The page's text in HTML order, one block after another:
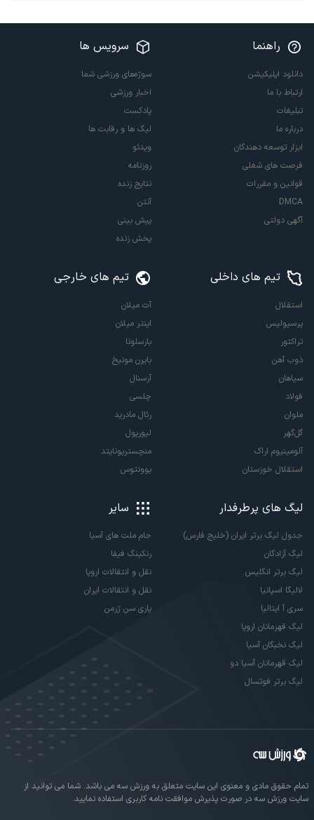
راهنما
دانلود اپلیکیشن
ارتباط با ما
تبلیغات
درباره ما
ابزار توسعه دهندگان
فرصت های شغلی
قوانین و مقررات
DMCA
آگهی دولتی
سرویس ها
سوژه‌های ورزشی شما
اخبار ورزشی
پادکست
لیگ ها و رقابت ها
ویدئو
روزنامه
نتایج زنده
آنتن
پیش بینی
پخش زنده
تیم های داخلی
استقلال
پرسپولیس
تراکتور
ذوب آهن
سپاهان
فولاد
ملوان
گل‌گهر
آلومینیوم اراک
استقلال خوزستان
تیم های خارجی
آث میلان
اینتر میلان
بارسلونا
بایرن مونیخ
آرسنال
چلسی
رئال مادرید
لیورپول
منچستریونایتد
یوونتوس
لیگ های پرطرفدار
جدول لیگ برتر ایران (خلیج فارس)
لیگ آزادگان
لیگ برتر انگلیس
لالیگا اسپانیا
سری آ ایتالیا
لیگ قهرمانان اروپا
لیگ نخبگان آسیا
لیگ قهرمانان آسیا دو
لیگ برتر فوتسال
سایر
جام ملت های آسیا
رنکینگ فیفا
نقل و انتقالات اروپا
نقل و انتقالات ایران
پاری سن ژرمن
تمام حقوق مادی و معنوی این سایت متعلق به ورزش سه می باشد. شما می توانید از
سایت ورزش سه در صورت پذیرش موافقت نامه کاربری استفاده نمایید.